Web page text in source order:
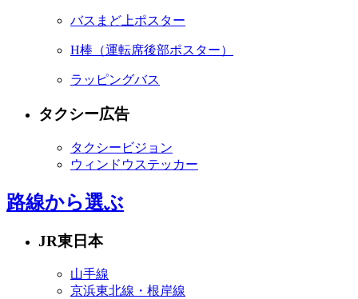
バスまど上ポスター
H棒 （運転席後部ポスター）
ラッピングバス
タクシー広告
タクシービジョン
ウィンドウステッカー
路線から選ぶ
JR東日本
山手線
京浜東北線・根岸線